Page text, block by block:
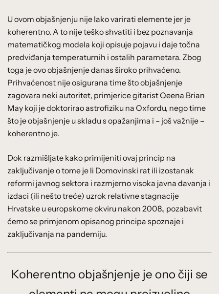
U ovom objašnjenju nije lako varirati elemente jer je
koherentno. A to nije teško shvatiti i bez poznavanja
matematičkog modela koji opisuje pojavu i daje točna
predviđanja temperaturnih i ostalih parametara. Zbog
toga je ovo objašnjenje danas široko prihvaćeno.
Prihvaćenost nije osigurana time što objašnjenje
zagovara neki autoritet, primjerice gitarist Qeena Brian
May koji je doktorirao astrofiziku na Oxfordu, nego time
što je objašnjenje u skladu s opažanjima i – još važnije –
koherentno je.
Dok razmišljate kako primijeniti ovaj princip na
zaključivanje o tome je li Domovinski rat ili izostanak
reformi javnog sektora i razmjerno visoka javna davanja i
izdaci (ili nešto treće) uzrok relativne stagnacije
Hrvatske u europskome okviru nakon 2008., pozabavit
ćemo se primjenom opisanog principa spoznaje i
zaključivanja na pandemiju.
Koherentno objašnjenje je ono čiji se